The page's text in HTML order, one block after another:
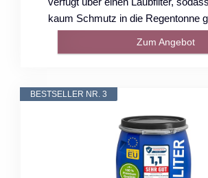
kaum Schmutz in die Regentonne
Zum Angebot
BESTSELLER NR. 3